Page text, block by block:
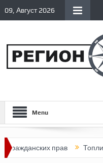
09, Август 2026
Menu
прав Топливный